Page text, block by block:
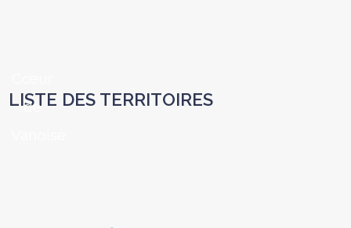
LISTE DES TERRITOIRES
de